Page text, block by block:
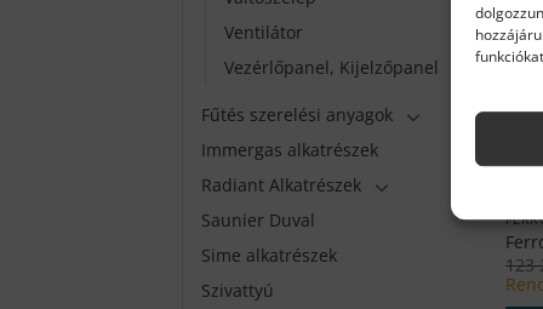
Ventilátor
Vezérlőpanel, Kijelzőpanel
Fűtés szerelési anyagok
Immergas alkatrészek
Radiant Alkatrészek
Saunier Duval
Sime alkatrészek
Szivattyú
123